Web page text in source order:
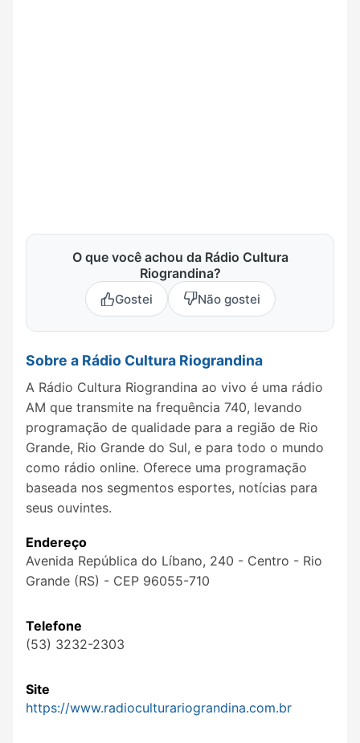
O que você achou da Rádio Cultura
Riograndina?
Gostei Não gostei
Sobre a Rádio Cultura Riograndina
A Rádio Cultura Riograndina ao vivo é uma rádio
AM que transmite na frequência 740, levando
programação de qualidade para a região de Rio
Grande, Rio Grande do Sul, e para todo o mundo
como rádio online. Oferece uma programação
baseada nos segmentos esportes, notícias para
seus ouvintes.
Endereço
Avenida República do Líbano, 240 - Centro - Rio
Grande (RS) - CEP 96055-710
Telefone
(53) 3232-2303
Site
https://www.radioculturariograndina.com.br